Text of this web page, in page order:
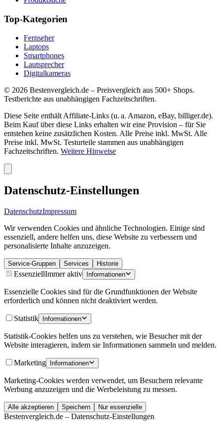
Top-Kategorien
Fernseher
Laptops
Smartphones
Lautsprecher
Digitalkameras
© 2026 Bestenvergleich.de – Preisvergleich aus 500+ Shops.
Testberichte aus unabhängigen Fachzeitschriften.
Diese Seite enthält Affiliate-Links (u. a. Amazon, eBay, billiger.de).
Beim Kauf über diese Links erhalten wir eine Provision – für Sie
entstehen keine zusätzlichen Kosten. Alle Preise inkl. MwSt. Alle
Preise inkl. MwSt. Testurteile stammen aus unabhängigen
Fachzeitschriften. Weitere Hinweise
Datenschutz-Einstellungen
DatenschutzImpressum
Wir verwenden Cookies und ähnliche Technologien. Einige sind
essenziell, andere helfen uns, diese Website zu verbessern und
personalisierte Inhalte anzuzeigen.
Service-Gruppen Services Historie
EssenziellImmer aktiv Informationen
Essenzielle Cookies sind für die Grundfunktionen der Website
erforderlich und können nicht deaktiviert werden.
Statistik Informationen
Statistik-Cookies helfen uns zu verstehen, wie Besucher mit der
Website interagieren, indem sie Informationen sammeln und melden.
Marketing Informationen
Marketing-Cookies werden verwendet, um Besuchern relevante
Werbung anzuzeigen und die Werbeleistung zu messen.
Alle akzeptieren Speichern Nur essenzielle
Bestenvergleich.de – Datenschutz-Einstellungen